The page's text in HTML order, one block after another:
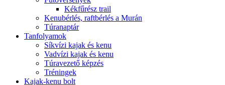
Kékfűrész trail
Kenubérlés, raftbérlés a Murán
Túranaptár
Tanfolyamok
Síkvízi kajak és kenu
Vadvízi kajak és kenu
Túravezető képzés
Tréningek
Kajak-kenu bolt